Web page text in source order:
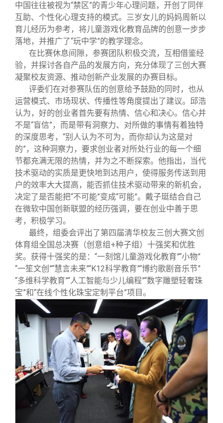
中国往往被视为“禁区”的青少年心理问题，开创了同伴
互助、个性化心理支持的模式。三岁女儿的妈妈周新以
育儿经历为参考，将儿童游戏化教育品牌的创意一步步
落地，并推广了“玩中学”的教学理念。
在比赛休息间隙，参赛团队积极交流，互相借鉴经
验，并探讨各自产品的发展方向，充分体现了三创大赛
凝聚校友资源、推动创新产业发展的办赛目标。
评委们在对参赛队伍的创意给予鼓励的同时，也从
运营模式、市场现状、传播性等角度提出了建议。邱浩
认为，好的创业者首先要有热情、信心和决心。信心并
不是“盲信”，而是带有洞察力、对所做的事情有着独特
的深度思考，“别人认为不可为，而你却认为这是对
的”，这种洞察力，要求创业者对所处行业的每一个细
节都充满无限的热情，并为之不断探索。他指出，当代
技术驱动的实质是更快地到达用户，使得服务传送到用
户的效率大大提高，能否抓住技术驱动带来的新机会，
决定了是否能把“不可能”变成“可能”。戴子珽结合自己
在微软中国创新联盟的经历强调，要在创业中善于思
考，积极学习。
最终，组委会评出了第四届清华校友三创大赛文创
体育组全国总决赛（创意组+种子组）十强奖和优胜
奖。获得十强奖的是：“一刻馆儿童游戏化教育”“小物”
“一笙文创”“慧言未来”“K12科学教育”“博约歌剧音乐节”
“多维科学教育”“人工智能与少儿编程”“数字雕塑轻奢珠
宝”和“在线个性化珠宝定制平台”项目。